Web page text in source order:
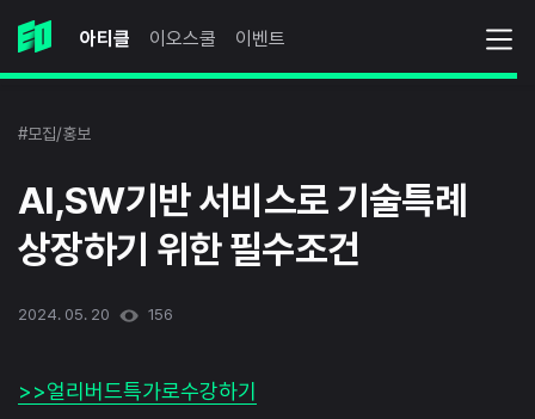
아티클 이오스쿨 이벤트
#모집/홍보
AI,SW기반 서비스로 기술특례
상장하기 위한 필수조건
2024. 05. 20 156
>>얼리버드특가로수강하기